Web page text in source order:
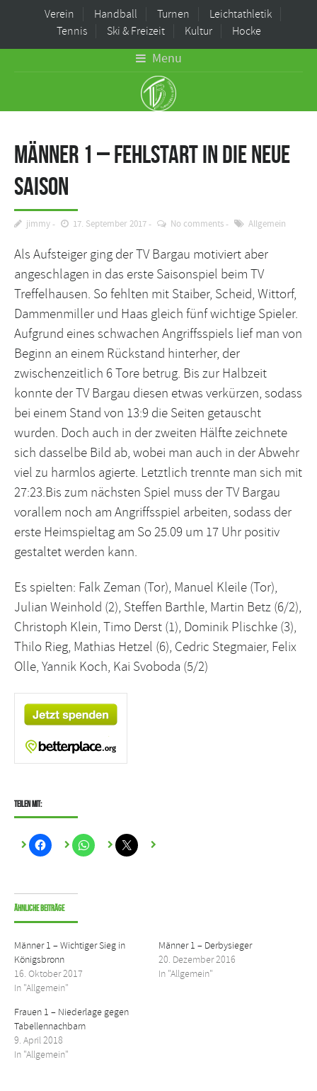
Verein Handball Turnen
Leichtathletik
Tennis
Ski & Freizeit Kultur Hocke
Menu
Männer 1 – Fehlstart in die neue
Saison
jimmy 17. September 2017 No comments Allgemein
Als Aufsteiger ging der TV Bargau motiviert aber
angeschlagen in das erste Saisonspiel beim TV
Treffelhausen. So fehlten mit Staiber, Scheid, Wittorf,
Dammenmiller und Haas gleich fünf wichtige Spieler.
Aufgrund eines schwachen Angriffsspiels lief man von
Beginn an einem Rückstand hinterher, der
zwischenzeitlich 6 Tore betrug. Bis zur Halbzeit
konnte der TV Bargau diesen etwas verkürzen, sodass
bei einem Stand von 13:9 die Seiten getauscht
wurden. Doch auch in der zweiten Hälfte zeichnete
sich dasselbe Bild ab, wobei man auch in der Abwehr
viel zu harmlos agierte. Letztlich trennte man sich mit
27:23.Bis zum nächsten Spiel muss der TV Bargau
vorallem noch am Angriffsspiel arbeiten, sodass der
erste Heimspieltag am So 25.09 um 17 Uhr positiv
gestaltet werden kann.
Es spielten: Falk Zeman (Tor), Manuel Kleile (Tor),
Julian Weinhold (2), Steffen Barthle, Martin Betz (6/2),
Christoph Klein, Timo Derst (1), Dominik Plischke (3),
Thilo Rieg, Mathias Hetzel (6), Cedric Stegmaier, Felix
Olle, Yannik Koch, Kai Svoboda (5/2)
Teilen mit:
Ähnliche Beiträge
Männer 1 – Wichtiger Sieg in
Königsbronn
16. Oktober 2017
In "Allgemein"
Männer 1 – Derbysieger
20. Dezember 2016
In "Allgemein"
Frauen 1 – Niederlage gegen
Tabellennachbarn
9. April 2018
In "Allgemein"